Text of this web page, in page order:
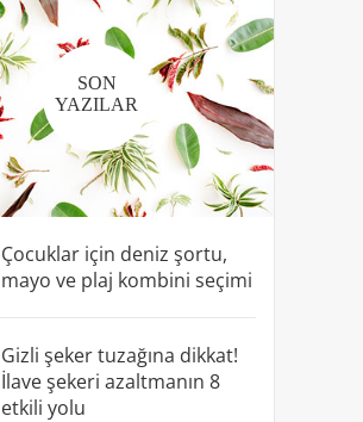
SON
YAZILAR
Çocuklar için deniz şortu,
mayo ve plaj kombini seçimi
Gizli şeker tuzağına dikkat!
İlave şekeri azaltmanın 8
etkili yolu